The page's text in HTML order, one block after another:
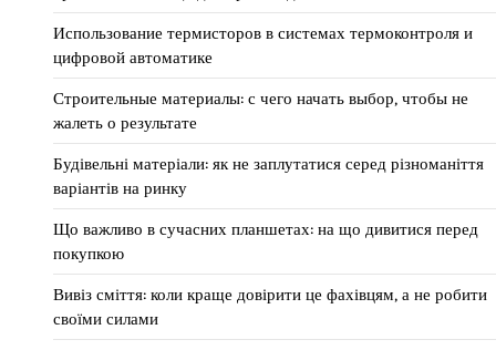
Использование термисторов в системах термоконтроля и
цифровой автоматике
Строительные материалы: с чего начать выбор, чтобы не
жалеть о результате
Будівельні матеріали: як не заплутатися серед різноманіття
варіантів на ринку
Що важливо в сучасних планшетах: на що дивитися перед
покупкою
Вивіз сміття: коли краще довірити це фахівцям, а не робити
своїми силами